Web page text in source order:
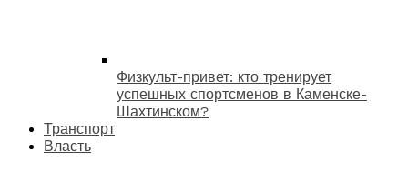
Физкульт-привет: кто тренирует
успешных спортсменов в Каменске-
Шахтинском?
Транспорт
Власть